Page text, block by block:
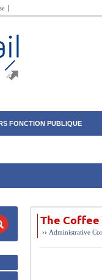
FONCTION PUBLIQUE
The
›› Administrative